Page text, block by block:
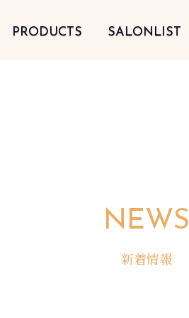
PRODUCTS SALONLIST
NEWS
新着情報